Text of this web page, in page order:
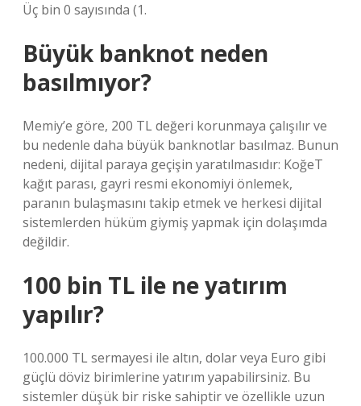
Üç bin 0 sayısında (1.
Büyük banknot neden
basılmıyor?
Memiy’e göre, 200 TL değeri korunmaya çalışılır ve
bu nedenle daha büyük banknotlar basılmaz. Bunun
nedeni, dijital paraya geçişin yaratılmasıdır: KoğeT
kağıt parası, gayri resmi ekonomiyi önlemek,
paranın bulaşmasını takip etmek ve herkesi dijital
sistemlerden hüküm giymiş yapmak için dolaşımda
değildir.
100 bin TL ile ne yatırım
yapılır?
100.000 TL sermayesi ile altın, dolar veya Euro gibi
güçlü döviz birimlerine yatırım yapabilirsiniz. Bu
sistemler düşük bir riske sahiptir ve özellikle uzun